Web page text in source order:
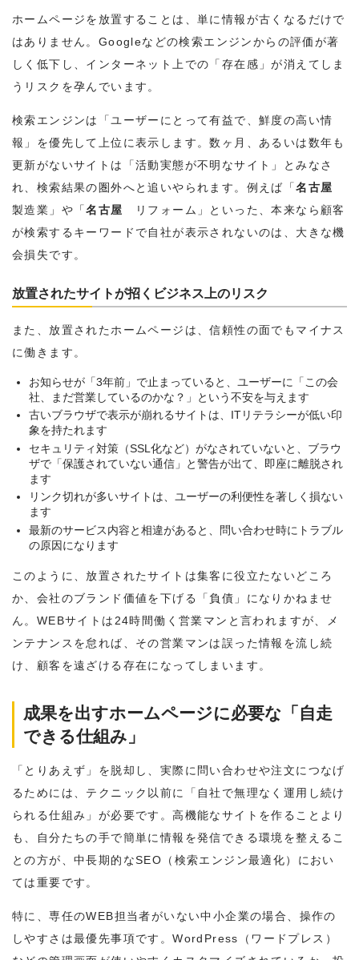
ホームページを放置することは、単に情報が古くなるだけで
はありません。Googleなどの検索エンジンからの評価が著
しく低下し、インターネット上での「存在感」が消えてしま
うリスクを孕んでいます。
検索エンジンは「ユーザーにとって有益で、鮮度の高い情
報」を優先して上位に表示します。数ヶ月、あるいは数年も
更新がないサイトは「活動実態が不明なサイト」とみなさ
れ、検索結果の圏外へと追いやられます。例えば「名古屋
製造業」や「名古屋
リフォーム」といった、本来なら顧客
が検索するキーワードで自社が表示されないのは、大きな機
会損失です。
放置されたサイトが招くビジネス上のリスク
また、放置されたホームページは、信頼性の面でもマイナス
に働きます。
お知らせが「3年前」で止まっていると、ユーザーに「この会
社、まだ営業しているのかな？」という不安を与えます
古いブラウザで表示が崩れるサイトは、ITリテラシーが低い印
象を持たれます
セキュリティ対策（SSL化など）がなされていないと、ブラウ
ザで「保護されていない通信」と警告が出て、即座に離脱され
ます
リンク切れが多いサイトは、ユーザーの利便性を著しく損ない
ます
最新のサービス内容と相違があると、問い合わせ時にトラブル
の原因になります
このように、放置されたサイトは集客に役立たないどころ
か、会社のブランド価値を下げる「負債」になりかねませ
ん。WEBサイトは24時間働く営業マンと言われますが、メ
ンテナンスを怠れば、その営業マンは誤った情報を流し続
け、顧客を遠ざける存在になってしまいます。
成果を出すホームページに必要な「自走
できる仕組み」
「とりあえず」を脱却し、実際に問い合わせや注文につなげ
るためには、テクニック以前に「自社で無理なく運用し続け
られる仕組み」が必要です。高機能なサイトを作ることより
も、自分たちの手で簡単に情報を発信できる環境を整えるこ
との方が、中長期的なSEO（検索エンジン最適化）におい
ては重要です。
特に、専任のWEB担当者がいない中小企業の場合、操作の
しやすさは最優先事項です。WordPress（ワードプレス）